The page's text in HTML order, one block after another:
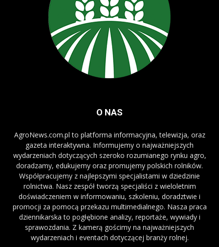
O NAS
AgroNews.com.pl to platforma informacyjna, telewizja, oraz
gazeta interaktywna. Informujemy o najważniejszych
wydarzeniach dotyczących szeroko rozumianego rynku agro,
doradzamy, edukujemy oraz promujemy polskich rolników.
Współpracujemy z najlepszymi specjalistami w dziedzinie
rolnictwa. Nasz zespół tworzą specjaliści z wieloletnim
doświadczeniem w informowaniu, szkoleniu, doradztwie i
promocji za pomocą przekazu multimedialnego. Nasza praca
dziennikarska to pogłębione analizy, reportaże, wywiady i
sprawozdania. Z kamerą gościmy na najważniejszych
wydarzeniach i eventach dotyczącej branży rolnej.